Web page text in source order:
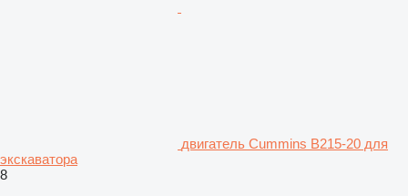
двигатель Cummins B215-20 для
экскаватора
8